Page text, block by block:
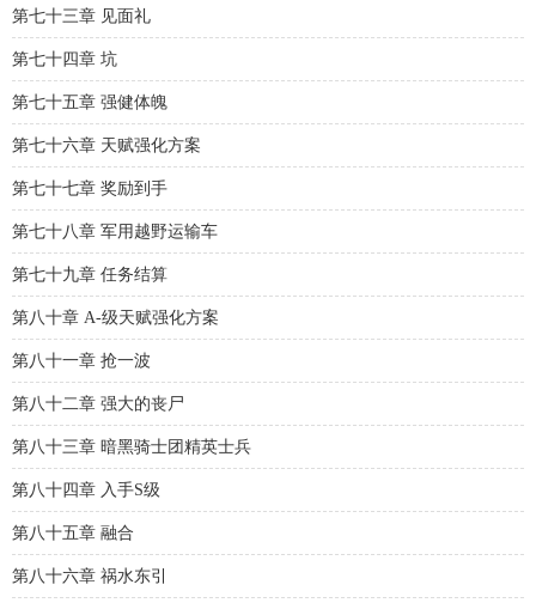
第七十三章 见面礼
第七十四章 坑
第七十五章 强健体魄
第七十六章 天赋强化方案
第七十七章 奖励到手
第七十八章 军用越野运输车
第七十九章 任务结算
第八十章 A-级天赋强化方案
第八十一章 抢一波
第八十二章 强大的丧尸
第八十三章 暗黑骑士团精英士兵
第八十四章 入手S级
第八十五章 融合
第八十六章 祸水东引